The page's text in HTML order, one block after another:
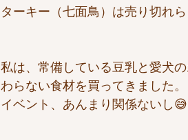
ターキー（七面鳥）は売り切れら
私は、常備している豆乳と愛犬
わらない食材を買ってきました。
イベント、あんまり関係ないし😅